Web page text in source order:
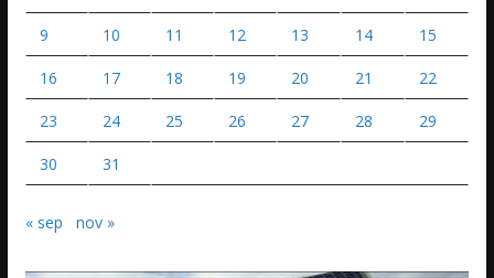
9 10 11 12 13 14 15
16 17 18 19 20 21 22
23 24 25 26 27 28 29
30 31
« sep nov »